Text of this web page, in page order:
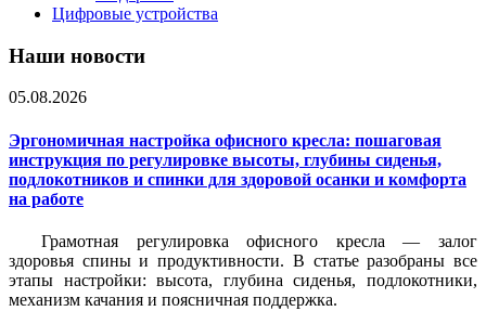
Цифровые устройства
Наши новости
05.08.2026
Эргономичная настройка офисного кресла: пошаговая
инструкция по регулировке высоты, глубины сиденья,
подлокотников и спинки для здоровой осанки и комфорта
на работе
Грамотная регулировка офисного кресла — залог
здоровья спины и продуктивности. В статье разобраны все
этапы настройки: высота, глубина сиденья, подлокотники,
механизм качания и поясничная поддержка.